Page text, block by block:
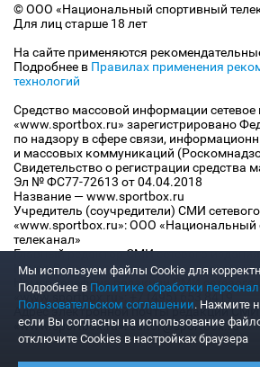
© ООО «Национальный спортивный
Для лиц старше 18 лет
На сайте применяются
Подробнее в Правилах применения
технологий
Средство массовой информации сетевое
«www.sportbox.ru» зарегистрировано
по надзору в сфере связи,
и массовых коммуникаций
Свидетельство о регистрации средства
Эл № ФС77-72613 от 04.04.2018
Название — www.sportbox.ru
Учредитель (соучредители) СМИ
«www.sportbox.ru»: ООО «Национальный
телеканал»
Главный редактор СМИ сетевого
Конов В.А.
Номер телефона редакции СМИ сетевого
«www.sportbox.ru»: +7 (495) 653 8419
Адрес электронной почты редакции СМИ
«www.sportbox.ru»: editor@sportbox.ru
Мы используем файлы Сookie для
Подробнее в Политике обработки
Пользовательском соглашении. Нажмите
если Вы согласны на использование
отключите Cookies в настройках браузера